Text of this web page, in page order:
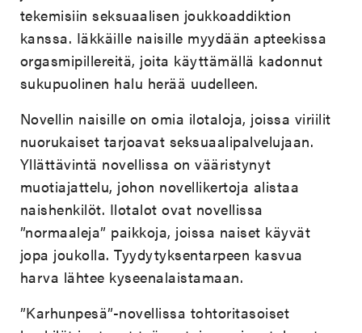
tekemisiin seksuaalisen joukkoaddiktion
kanssa. Iäkkäille naisille myydään apteekissa
orgasmipillereitä, joita käyttämällä kadonnut
sukupuolinen halu herää uudelleen.
Novellin naisille on omia ilotaloja, joissa viriilit
nuorukaiset tarjoavat seksuaalipalvelujaan.
Yllättävintä novellissa on vääristynyt
muotiajattelu, johon novellikertoja alistaa
naishenkilöt. Ilotalot ovat novellissa
”normaaleja” paikkoja, joissa naiset käyvät
jopa joukolla. Tyydytyksentarpeen kasvua
harva lähtee kyseenalaistamaan.
”Karhunpesä”-novellissa tohtoritasoiset